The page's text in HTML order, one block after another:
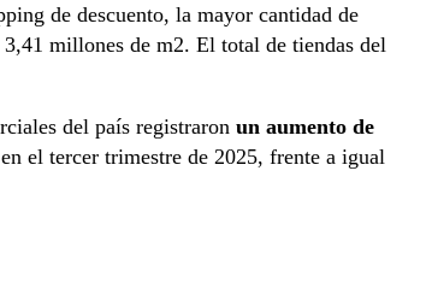
de descuento, la mayor cantidad de
millones de m2. El total de tiendas del
del país registraron un aumento de
en el tercer trimestre de 2025, frente a igual